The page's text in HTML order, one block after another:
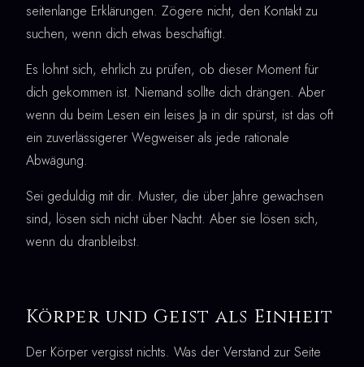
seitenlange Erklärungen. Zögere nicht, den Kontakt zu
suchen, wenn dich etwas beschäftigt.
Es lohnt sich, ehrlich zu prüfen, ob dieser Moment für
dich gekommen ist. Niemand sollte dich drängen. Aber
wenn du beim Lesen ein leises Ja in dir spürst, ist das oft
ein zuverlässigerer Wegweiser als jede rationale
Abwägung.
Sei geduldig mit dir. Muster, die über Jahre gewachsen
sind, lösen sich nicht über Nacht. Aber sie lösen sich,
wenn du dranbleibst.
Körper und Geist als Einheit
Der Körper vergisst nichts. Was der Verstand zur Seite